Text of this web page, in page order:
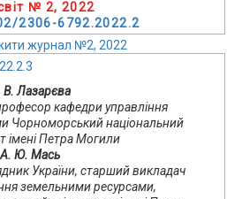
№ 2, 2022
2306-6792.2022.2
В. Лазарєва
кафедри управління
Чорноморський національний
імені Петра Могили
А. Ю. Мась
України, старший викладач
земельними ресурсами,